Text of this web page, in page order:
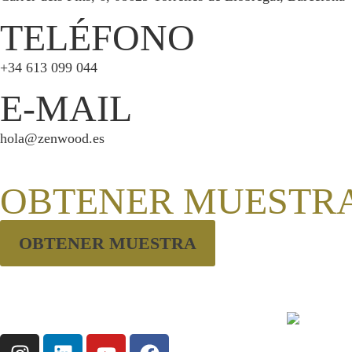
TELÉFONO
+34 613 099 044
E-MAIL
hola@zenwood.es
OBTENER
OBTENER MUESTRA